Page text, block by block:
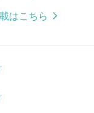
はこちら